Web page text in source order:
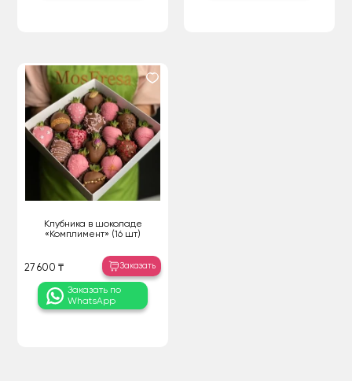
Клубника в шоколаде
«Комплимент» (16 шт)
27 600 ₸ Заказать
Заказать по
WhatsApp